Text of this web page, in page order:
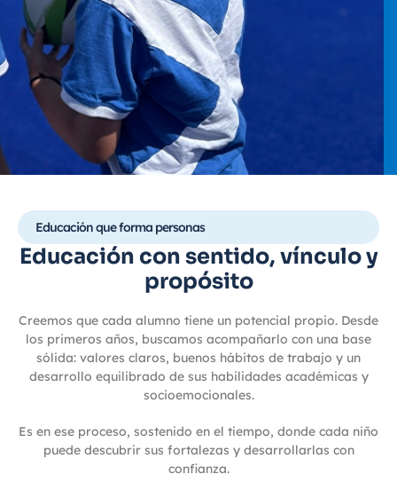
Educación que forma personas
Educación con sentido, vínculo y
propósito
Creemos que cada alumno tiene un potencial propio. Desde
los primeros años, buscamos acompañarlo con una base
sólida: valores claros, buenos hábitos de trabajo y un
desarrollo equilibrado de sus habilidades académicas y
socioemocionales.
Es en ese proceso, sostenido en el tiempo, donde cada niño
puede descubrir sus fortalezas y desarrollarlas con
confianza.